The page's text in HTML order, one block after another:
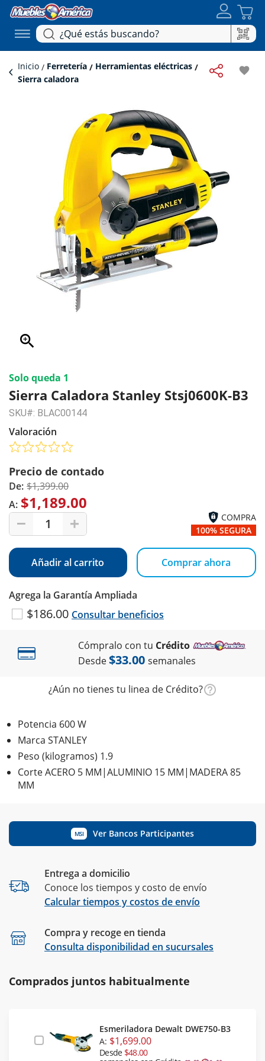
Inicio Ferretería
Herramientas eléctricas
Sierra caladora
favorite
zoom_in
Solo queda 1
Sierra Caladora Stanley Stsj0600K-B3
SKU#: BLAC00144
Valoración
Precio de contado
De: $1,399.00
A: $1,189.00
1
COMPRA
100% SEGURA
Añadir al carrito Comprar ahora
Agrega la Garantía Ampliada
$186.00 Consultar beneficios
Cómpralo con tu Crédito
Desde$33.00 semanales
¿Aún no tienes tu linea de Crédito?
Potencia 600 W
Marca STANLEY
Peso (kilogramos) 1.9
Corte ACERO 5 MM|ALUMINIO 15 MM|MADERA 85
MM
MSI Ver Bancos Participantes
Entrega a domicilio
Conoce los tiempos y costo de envío
Calcular tiempos y costos de envío
Compra y recoge en tienda
Consulta disponibilidad en sucursales
Comprados juntos habitualmente
Esmeriladora Dewalt DWE750-B3
A: $1,699.00
Desde $48.00